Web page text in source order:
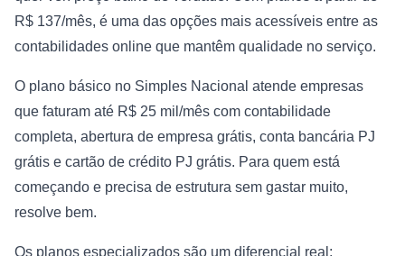
R$ 137/mês, é uma das opções mais acessíveis entre as
contabilidades online que mantêm qualidade no serviço.
O plano básico no Simples Nacional atende empresas
que faturam até R$ 25 mil/mês com contabilidade
completa, abertura de empresa grátis, conta bancária PJ
grátis e cartão de crédito PJ grátis. Para quem está
começando e precisa de estrutura sem gastar muito,
resolve bem.
Os planos especializados são um diferencial real: